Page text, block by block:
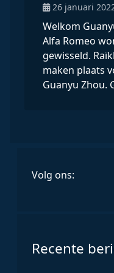
26 januari
Welkom
Alfa Romeo
gewisseld.
maken plaats
Guanyu Zhou.
Volg ons:
Recente